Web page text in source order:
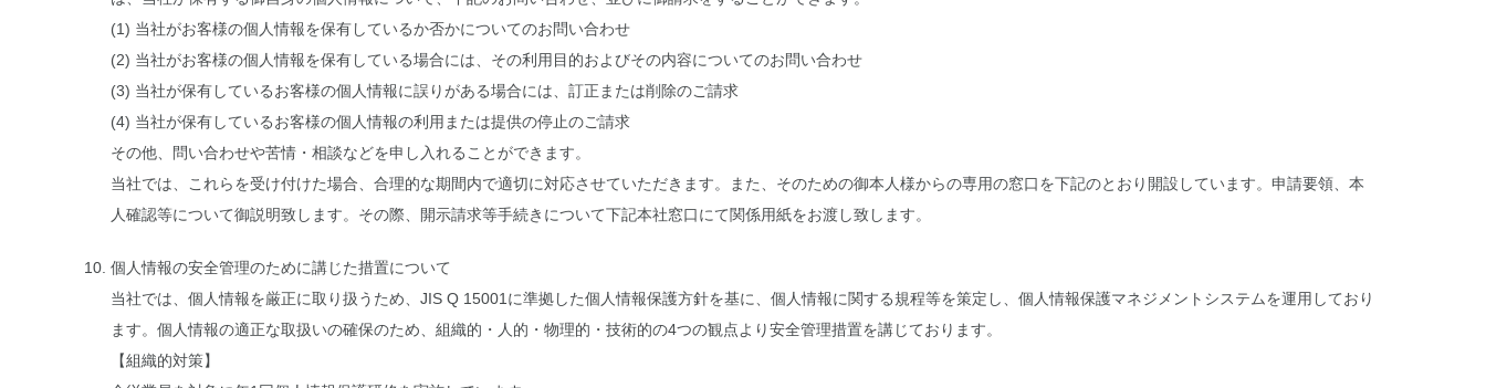
(1) 当社がお客様の個人情報を保有しているか否かについてのお問い合わせ
(2) 当社がお客様の個人情報を保有している場合には、その利用目的およびその内容についてのお問い合わせ
(3) 当社が保有しているお客様の個人情報に誤りがある場合には、訂正または削除のご請求
(4) 当社が保有しているお客様の個人情報の利用または提供の停止のご請求
その他、問い合わせや苦情・相談などを申し入れることができます。
当社では、これらを受け付けた場合、合理的な期間内で適切に対応させていただきます。また、そのための御本人様からの専用の窓口を下記のとおり開設しています。申請要領、本
人確認等について御説明致します。その際、開示請求等手続きについて下記本社窓口にて関係用紙をお渡し致します。
個人情報の安全管理のために講じた措置について
当社では、個人情報を厳正に取り扱うため、JIS Q 15001に準拠した個人情報保護方針を基に、個人情報に関する規程等を策定し、個人情報保護マネジメントシステムを運用しており
ます。個人情報の適正な取扱いの確保のため、組織的・人的・物理的・技術的の4つの観点より安全管理措置を講じております。
【組織的対策】